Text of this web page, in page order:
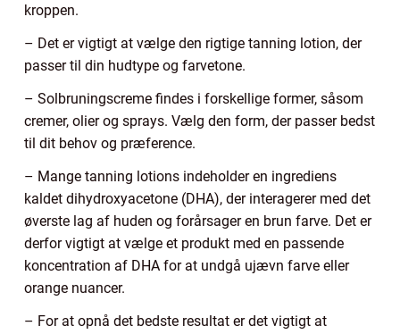
kroppen.
– Det er vigtigt at vælge den rigtige tanning lotion, der
passer til din hudtype og farvetone.
– Solbruningscreme findes i forskellige former, såsom
cremer, olier og sprays. Vælg den form, der passer bedst
til dit behov og præference.
– Mange tanning lotions indeholder en ingrediens
kaldet dihydroxyacetone (DHA), der interagerer med det
øverste lag af huden og forårsager en brun farve. Det er
derfor vigtigt at vælge et produkt med en passende
koncentration af DHA for at undgå ujævn farve eller
orange nuancer.
– For at opnå det bedste resultat er det vigtigt at